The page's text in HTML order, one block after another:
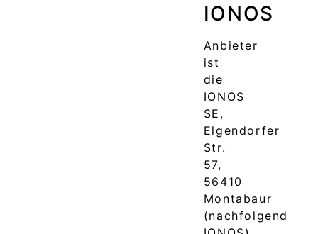
IONOS
Anbieter
ist
die
IONOS
SE,
Elgendorfer
Str.
57,
56410
Montabaur
(nachfolgend